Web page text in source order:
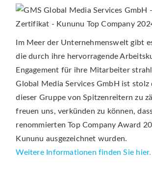
Im Meer der Unternehmenswelt gibt
die durch ihre hervorragende
Engagement für ihre Mitarbeiter
Global Media Services GmbH ist stolz
dieser Gruppe von Spitzenreitern zu
freuen uns, verkünden zu können,
renommierten Top Company Award
Kununu ausgezeichnet wurden.
Weitere Informationen finden Sie hier.